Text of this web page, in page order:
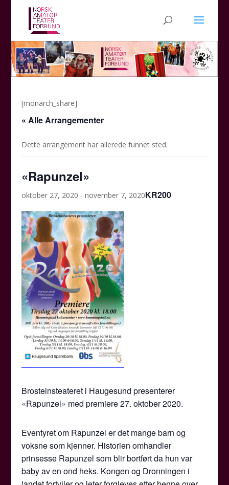
[monarch_share]
« Alle Arrangementer
Dette arrangement har allerede funnet sted.
«Rapunzel»
oktober 27, 2020 -november 7, 2020KR200
Brosteinsteateret i Haugesund presenterer
«Rapunzel» med premiere 27. oktober 2020.
Eventyret om Rapunzel er det mange barn og
voksne som kjenner. Historien omhandler
prinsesse Rapunzel som blir bortført da hun var
baby av en ond heks. Kongen og Dronningen i